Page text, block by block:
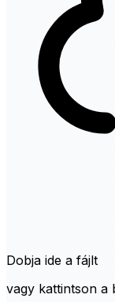
Dobja ide a fájlt
vagy kattintson a